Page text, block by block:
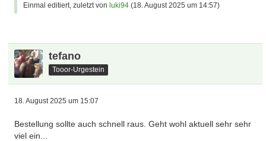
Einmal editiert, zuletzt vonluki94 (18. August 2025 um 14:57)
tefano
Tooor-Urgestein
18. August 2025 um 15:07
Bestellung sollte auch schnell raus. Geht wohl aktuell sehr sehr
viel ein...